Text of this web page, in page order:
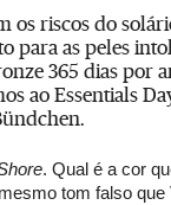
os riscos do
para as peles
365 dias por
ao Essentials
. Qual é a cor
tom falso que